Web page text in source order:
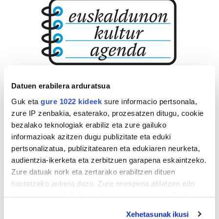
Datuen erabilera arduratsua
Guk eta gure 1022 kideek sure informacio pertsonala,
zure IP zenbakia, esaterako, prozesatzen ditugu, cookie
bezalako teknologiak erabiliz eta zure gailuko
informazioak azitzen dugu publizitate eta eduki
pertsonalizatua, publizitatearen eta edukiaren neurketa,
audientzia-ikerketa eta zerbitzuen garapena eskaintzeko.
Zure datuak nork eta zertarako erabiltzen dituen
hautatzeko aukera duzu. Zure onespena aldatzen edo
Xehetasunak ikusi